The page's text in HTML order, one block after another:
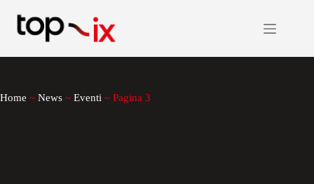
contenuto
Home ~ News ~ Eventi ~ Pagina 3